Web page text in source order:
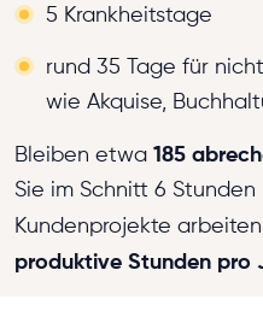
5 Krankheitstage
rund 35 Tage für
wie Akquise,
Bleiben etwa 185
Sie im Schnitt 6 Stunden
Kundenprojekte
produktive Stunden pro